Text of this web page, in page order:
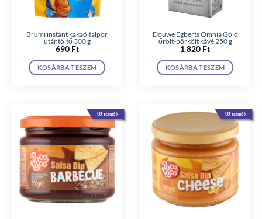
Brumi instant kakaóitalpor
utántöltő 300 g
690 Ft
KOSÁRBA TESZEM
Douwe Egberts Omnia Gold
őrölt-pörkölt kávé 250 g
1 820 Ft
KOSÁRBA TESZEM
ÚJ termék ÚJ termék